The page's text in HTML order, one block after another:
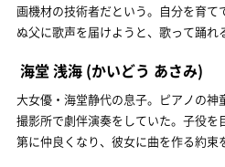
画機材の技術者だという。自分を育て
ぬ父に歌声を届けようと、歌って踊れ
海堂 浅海 (かいどう あさみ)
大女優・海堂静代の息子。ピアノの神
撮影所で劇伴演奏をしていた。子役
第に仲良くなり、彼女に曲を作る約束